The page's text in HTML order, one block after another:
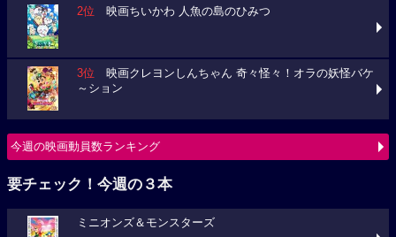
2位 映画ちいかわ 人魚の島のひみつ
3位 映画クレヨンしんちゃん 奇々怪々！オラの妖怪バケ
～ション
今週の映画動員数ランキング
要チェック！今週の３本
ミニオンズ＆モンスターズ